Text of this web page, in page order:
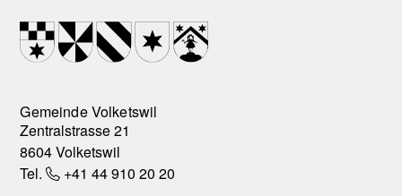
Footer
Wappen
Gemeinde Volketswil
Zentralstrasse 21
8604 Volketswil
Tel.
+41 44 910 20 20